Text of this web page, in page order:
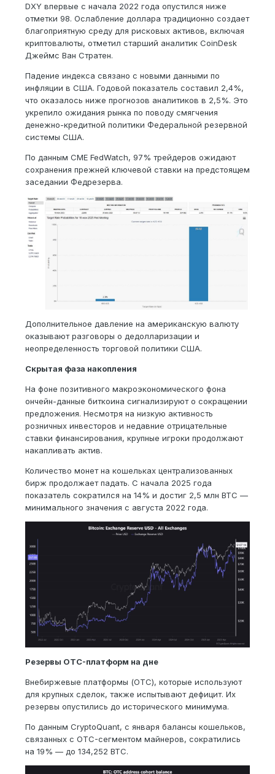
DXY впервые с начала 2022 года опустился ниже
отметки 98. Ослабление доллара традиционно создает
благоприятную среду для рисковых активов, включая
криптовалюты, отметил старший аналитик CoinDesk
Джеймс Ван Стратен.
Падение индекса связано с новыми данными по
инфляции в США. Годовой показатель составил 2,4%,
что оказалось ниже прогнозов аналитиков в 2,5%. Это
укрепило ожидания рынка по поводу смягчения
денежно-кредитной политики Федеральной резервной
системы США.
По данным CME FedWatch, 97% трейдеров ожидают
сохранения прежней ключевой ставки на предстоящем
заседании Федрезерва.
Дополнительное давление на американскую валюту
оказывают разговоры о дедолларизации и
неопределенность торговой политики США.
Скрытая фаза накопления
На фоне позитивного макроэкономического фона
ончейн-данные биткоина сигнализируют о сокращении
предложения. Несмотря на низкую активность
розничных инвесторов и недавние отрицательные
ставки финансирования, крупные игроки продолжают
накапливать актив.
Количество монет на кошельках централизованных
бирж продолжает падать. С начала 2025 года
показатель сократился на 14% и достиг 2,5 млн BTC —
минимального значения с августа 2022 года.
Резервы OTC-платформ на дне
Внебиржевые платформы (OTC), которые используют
для крупных сделок, также испытывают дефицит. Их
резервы опустились до исторического минимума.
По данным CryptoQuant, с января балансы кошельков,
связанных с OTC-сегментом майнеров, сократились
на 19% — до 134,252 BTC.